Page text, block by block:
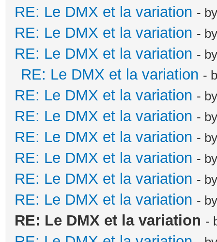
RE: Le DMX et la variation -
RE: Le DMX et la variation -
RE: Le DMX et la variation -
RE: Le DMX et la variation -
RE: Le DMX et la variation -
RE: Le DMX et la variation -
RE: Le DMX et la variation -
RE: Le DMX et la variation -
RE: Le DMX et la variation -
RE: Le DMX et la variation -
RE: Le DMX et la variation -